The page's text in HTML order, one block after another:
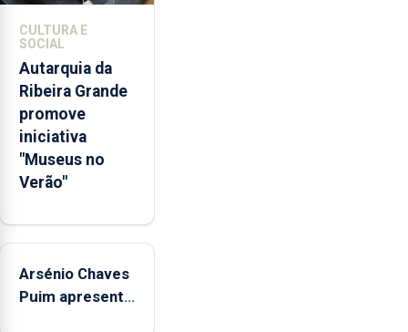
competências
pessoais,
emocionais
e
sociais
junto
das
crianças
CULTURA E
SOCIAL
Autarquia da
Ribeira Grande
promove
iniciativa
"Museus no
Verão"
Arsénio Chaves
Puim apresenta